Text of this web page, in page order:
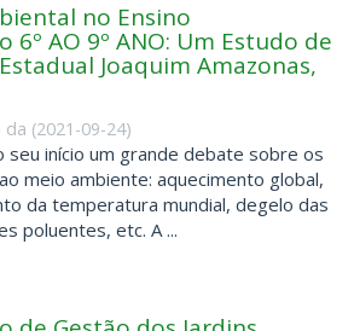
no Ensino
6º AO 9º ANO: Um Estudo de
Joaquim Amazonas,
da (2021-09-24)
seu início um grande debate sobre os
meio ambiente: aquecimento global,
da temperatura mundial, degelo das
poluentes, etc. A ...